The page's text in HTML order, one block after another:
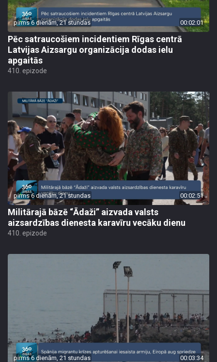
pirms 6 dienām, 21 stundas 00:02:01
Pēc satraucošiem incidentiem Rīgas centrā
Latvijas Aizsargu organizācija dodas ielu
apgaitās
410. epizode
pirms 6 dienām, 21 stundas 00:02:51
Militārajā bāzē “Ādaži” aizvada valsts
aizsardzības dienesta karavīru vecāku dienu
410. epizode
pirms 6 dienām, 21 stundas 00:03:34